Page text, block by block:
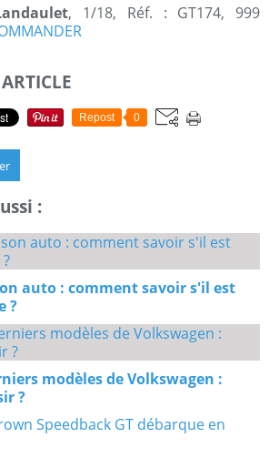
, 1/18, Réf. : GT174, 999
Repost 0
:
auto : comment savoir s'il est
?
modèles de Volkswagen :
?